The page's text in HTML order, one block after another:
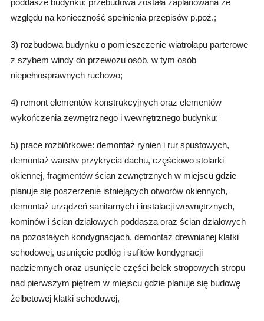
poddasze budynku; przebudowa została zaplanowana ze
względu na konieczność spełnienia przepisów p.poż.;
3) rozbudowa budynku o pomieszczenie wiatrołapu parterowe
z szybem windy do przewozu osób, w tym osób
niepełnosprawnych ruchowo;
4) remont elementów konstrukcyjnych oraz elementów
wykończenia zewnętrznego i wewnętrznego budynku;
5) prace rozbiórkowe: demontaż rynien i rur spustowych,
demontaż warstw przykrycia dachu, częściowo stolarki
okiennej, fragmentów ścian zewnętrznych w miejscu gdzie
planuje się poszerzenie istniejących otworów okiennych,
demontaż urządzeń sanitarnych i instalacji wewnętrznych,
kominów i ścian działowych poddasza oraz ścian działowych
na pozostałych kondygnacjach, demontaż drewnianej klatki
schodowej, usunięcie podłóg i sufitów kondygnacji
nadziemnych oraz usunięcie części belek stropowych stropu
nad pierwszym piętrem w miejscu gdzie planuje się budowę
żelbetowej klatki schodowej,